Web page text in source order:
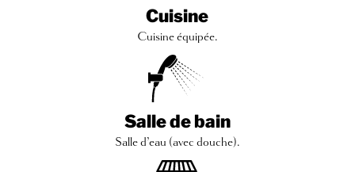
Cuisine
Cuisine équipée.
Salle de bain
Salle d’eau (avec douche).